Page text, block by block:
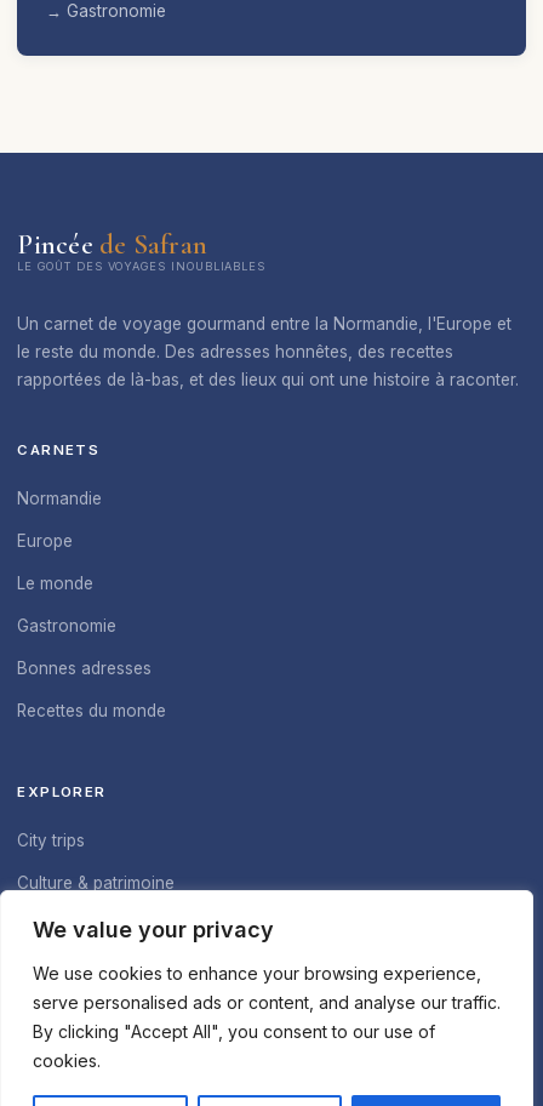
We value your privacy
We use cookies to enhance your browsing experience,
serve personalised ads or content, and analyse our traffic.
By clicking "Accept All", you consent to our use of
cookies.
→ Gastronomie
Pincée de Safran
LE GOÛT DES VOYAGES INOUBLIABLES
Un carnet de voyage gourmand entre la Normandie, l'Europe et
le reste du monde. Des adresses honnêtes, des recettes
rapportées de là-bas, et des lieux qui ont une histoire à raconter.
CARNETS
Normandie
Europe
Le monde
Gastronomie
Bonnes adresses
Recettes du monde
EXPLORER
City trips
Culture & patrimoine
À propos du blog
Nous contacter